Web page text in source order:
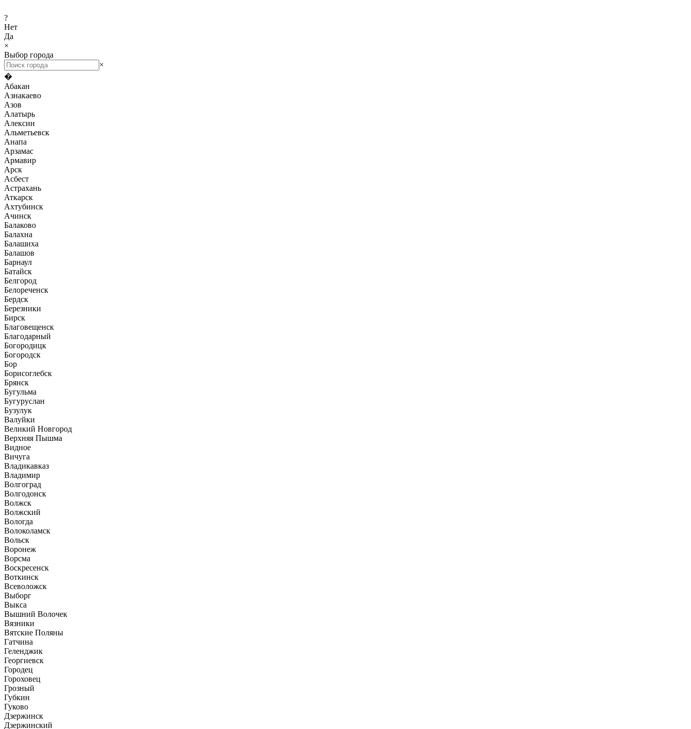
?
Нет
Да
×
Выбор города
×
�
Абакан
Азнакаево
Азов
Алатырь
Алексин
Альметьевск
Анапа
Арзамас
Армавир
Арск
Асбест
Астрахань
Аткарск
Ахтубинск
Ачинск
Балаково
Балахна
Балашиха
Балашов
Барнаул
Батайск
Белгород
Белореченск
Бердск
Березники
Бирск
Благовещенск
Благодарный
Богородицк
Богородск
Бор
Борисоглебск
Брянск
Бугульма
Бугуруслан
Бузулук
Валуйки
Великий Новгород
Верхняя Пышма
Видное
Вичуга
Владикавказ
Владимир
Волгоград
Волгодонск
Волжск
Волжский
Вологда
Волоколамск
Вольск
Воронеж
Ворсма
Воскресенск
Воткинск
Всеволожск
Выборг
Выкса
Вышний Волочек
Вязники
Вятские Поляны
Гатчина
Геленджик
Георгиевск
Городец
Гороховец
Грозный
Губкин
Гуково
Дзержинск
Дзержинский